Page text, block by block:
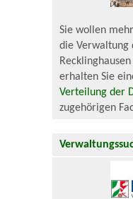
Sie wollen
die Verwaltung
erhalten Sie
Verteilung der
zugehörigen